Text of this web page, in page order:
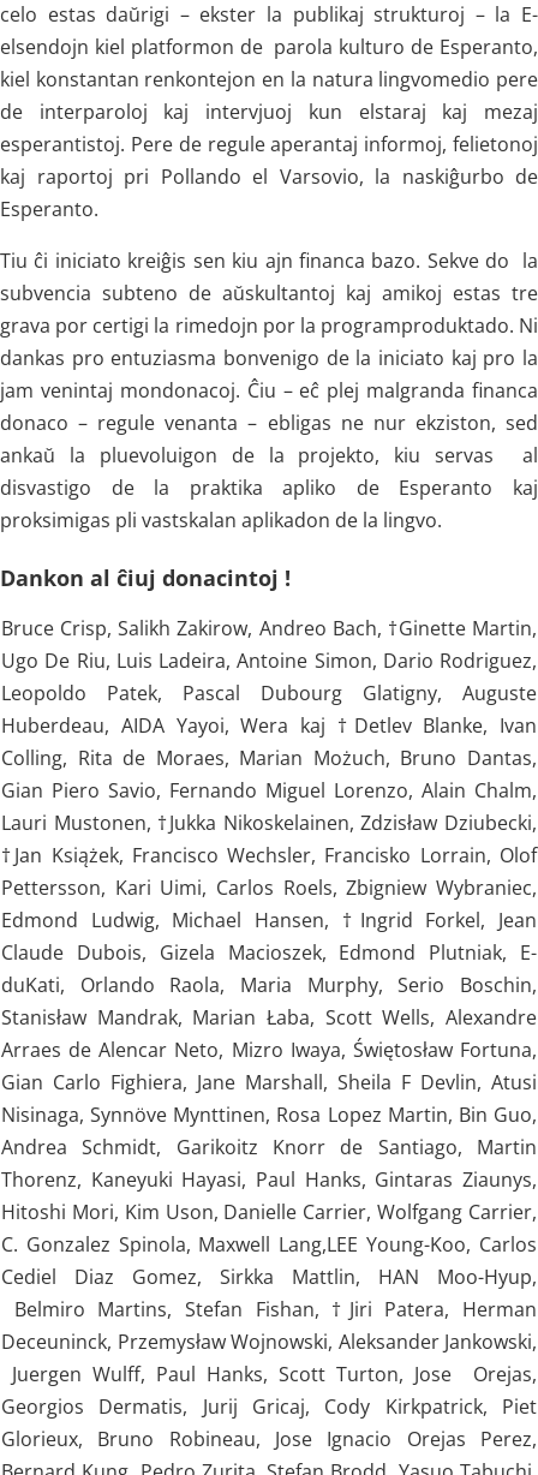
celo estas daŭrigi – ekster la publikaj strukturoj – la E-
elsendojn kiel platformon de parola kulturo de Esperanto,
kiel konstantan renkontejon en la natura lingvomedio pere
de interparoloj kaj intervjuoj kun elstaraj kaj mezaj
esperantistoj. Pere de regule aperantaj informoj, felietonoj
kaj raportoj pri Pollando el Varsovio, la naskiĝurbo de
Esperanto.
Tiu ĉi iniciato kreiĝis sen kiu ajn financa bazo. Sekve do la
subvencia subteno de aŭskultantoj kaj amikoj estas tre
grava por certigi la rimedojn por la programproduktado. Ni
dankas pro entuziasma bonvenigo de la iniciato kaj pro la
jam venintaj mondonacoj. Ĉiu – eĉ plej malgranda financa
donaco – regule venanta – ebligas ne nur ekziston, sed
ankaŭ la pluevoluigon de la projekto, kiu servas al
disvastigo de la praktika apliko de Esperanto kaj
proksimigas pli vastskalan aplikadon de la lingvo.
Dankon al ĉiuj donacintoj !
Bruce Crisp, Salikh Zakirow, Andreo Bach, †Ginette Martin,
Ugo De Riu, Luis Ladeira, Antoine Simon, Dario Rodriguez,
Leopoldo Patek, Pascal Dubourg Glatigny, Auguste
Huberdeau, AIDA Yayoi, Wera kaj †Detlev Blanke, Ivan
Colling, Rita de Moraes, Marian Możuch, Bruno Dantas,
Gian Piero Savio, Fernando Miguel Lorenzo, Alain Chalm,
Lauri Mustonen, †Jukka Nikoskelainen, Zdzisław Dziubecki,
†Jan Książek, Francisco Wechsler, Francisko Lorrain, Olof
Pettersson, Kari Uimi, Carlos Roels, Zbigniew Wybraniec,
Edmond Ludwig, Michael Hansen, †Ingrid Forkel, Jean
Claude Dubois, Gizela Macioszek, Edmond Plutniak, E-
duKati, Orlando Raola, Maria Murphy, Serio Boschin,
Stanisław Mandrak, Marian Łaba, Scott Wells, Alexandre
Arraes de Alencar Neto, Mizro Iwaya, Świętosław Fortuna,
Gian Carlo Fighiera, Jane Marshall, Sheila F Devlin, Atusi
Nisinaga, Synnöve Mynttinen, Rosa Lopez Martin, Bin Guo,
Andrea Schmidt, Garikoitz Knorr de Santiago, Martin
Thorenz, Kaneyuki Hayasi, Paul Hanks, Gintaras Ziaunys,
Hitoshi Mori, Kim Uson, Danielle Carrier, Wolfgang Carrier,
C. Gonzalez Spinola, Maxwell Lang,LEE Young-Koo, Carlos
Cediel Diaz Gomez, Sirkka Mattlin, HAN Moo-Hyup,
Belmiro Martins, Stefan Fishan, †Jiri Patera, Herman
Deceuninck, Przemysław Wojnowski, Aleksander Jankowski,
Juergen Wulff, Paul Hanks, Scott Turton, Jose Orejas,
Georgios Dermatis, Jurij Gricaj, Cody Kirkpatrick, Piet
Glorieux, Bruno Robineau, Jose Ignacio Orejas Perez,